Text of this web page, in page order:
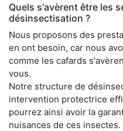
Quels s'avèrent être les
désinsectisation ?
Nous proposons des
en ont besoin, car nous
comme les cafards
vous.
Notre structure de
intervention protectrice
pourrez ainsi avoir la
nuisances de ces insectes.